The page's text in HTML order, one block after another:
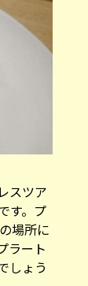
スツア
す。プ
場所に
ラート
しょう